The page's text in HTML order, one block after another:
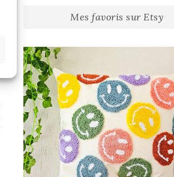
Mes favoris sur Etsy